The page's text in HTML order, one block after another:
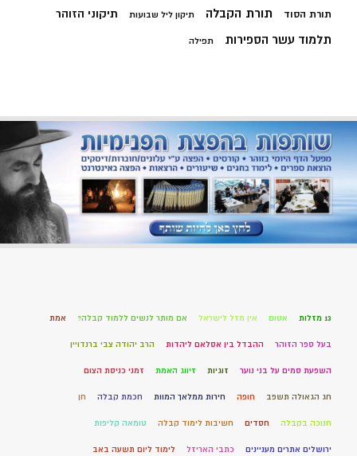
תורת הסוד תורת הקבלה תיקון ליל שבועות תיקוני הזוהר
תלמוד עשר הספירות תפילה
13 מזלות אטום אין מזל לישראל אם מותר לנשים ללמוד קבלה? אמת
בעל ספר הזוהר ההבדל בין אסלאם ליהדות הרב יהודה צבי ברנדויין
השפעת סמים על בני נוער זוגיות זיווג האמת זמני כניסת הצום
חג הגאולה תשפב חופה חירות ממלאך המוות חכמת קבלה חן
חנוכה בקבלה חסדים חשיבות לימוד קבלה טומאה קליפות
ירושלים אתרים מעניינים כתבי האריזל לימוד ליום תשעה באב